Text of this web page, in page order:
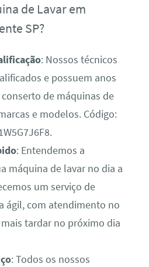
de Lavar em
SP?
: Nossos técnicos
e possuem anos
de máquinas de
e modelos. Código:
: Entendemos a
máquina de lavar no dia a
um serviço de
ágil, com atendimento no
tardar no próximo dia
: Todos os nossos